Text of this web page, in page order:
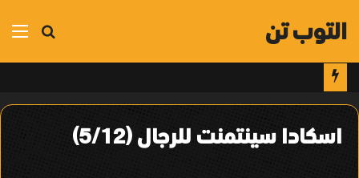
بحث
التوب تن
اسكادا سينتمنت للرجال (5/12)